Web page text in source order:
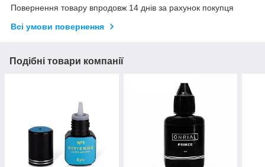
Повернення товару впродовж 14 днів за рахунок покупця
Всі умови повернення
Подібні товари компанії